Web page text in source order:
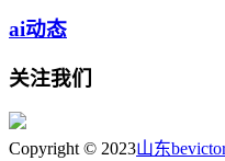
ai动态
关注我们
Copyright © 2023山东